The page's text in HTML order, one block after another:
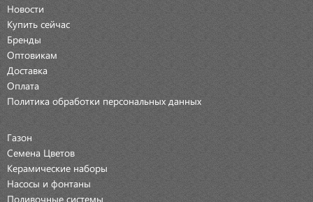
Новости
Купить сейчас
Бренды
Оптовикам
Доставка
Оплата
Политика обработки персональных данных
Газон
Семена Цветов
Керамические наборы
Насосы и фонтаны
Поливочные системы